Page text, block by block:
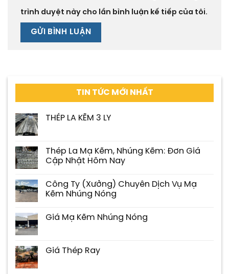
trình duyệt này cho lần bình luận kế tiếp của tôi.
TIN TỨC MỚI NHẤT
THÉP LA KẼM 3 LY
Thép La Mạ Kẽm, Nhúng Kẽm: Đơn Giá
Cập Nhật Hôm Nay
Công Ty (Xưởng) Chuyên Dịch Vụ Mạ
Kẽm Nhúng Nóng
Giá Mạ Kẽm Nhúng Nóng
Giá Thép Ray